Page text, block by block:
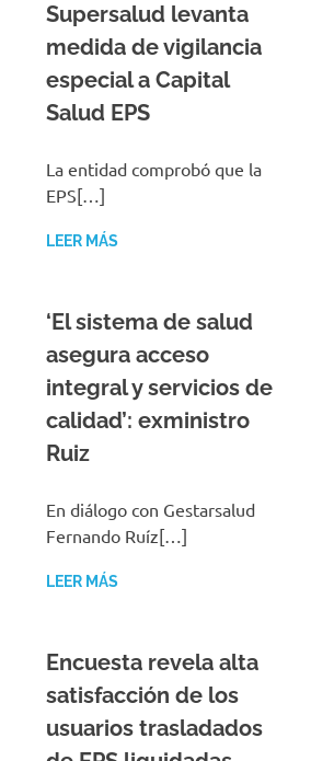
Supersalud levanta
medida de vigilancia
especial a Capital
Salud EPS
La entidad comprobó que la
EPS[…]
LEER MÁS
‘El sistema de salud
asegura acceso
integral y servicios de
calidad’: exministro
Ruiz
En diálogo con Gestarsalud
Fernando Ruíz[…]
LEER MÁS
Encuesta revela alta
satisfacción de los
usuarios trasladados